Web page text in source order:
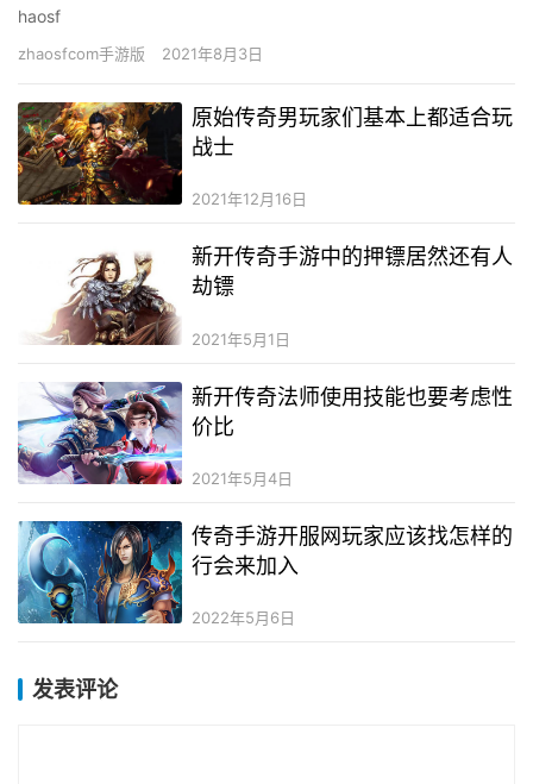
haosf
zhaosfcom手游版 2021年8月3日
原始传奇男玩家们基本上都适合玩
战士
2021年12月16日
新开传奇手游中的押镖居然还有人
劫镖
2021年5月1日
新开传奇法师使用技能也要考虑性
价比
2021年5月4日
传奇手游开服网玩家应该找怎样的
行会来加入
2022年5月6日
发表评论